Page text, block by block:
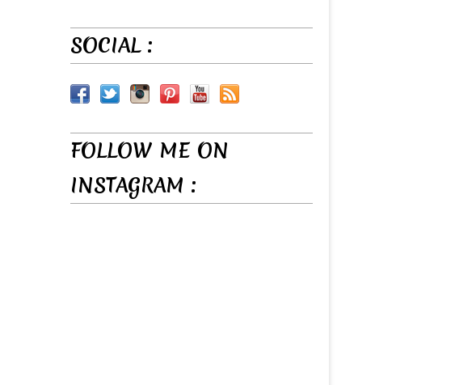
SOCIAL :
FOLLOW ME ON
INSTAGRAM :